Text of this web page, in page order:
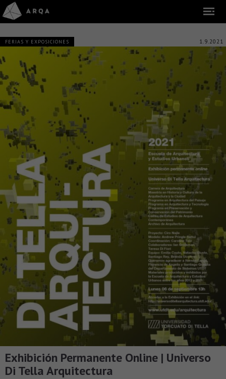
FERIAS Y EXPOSICIONES 1.9.2021
Exhibición Permanente Online | Universo
Di Tella Arquitectura